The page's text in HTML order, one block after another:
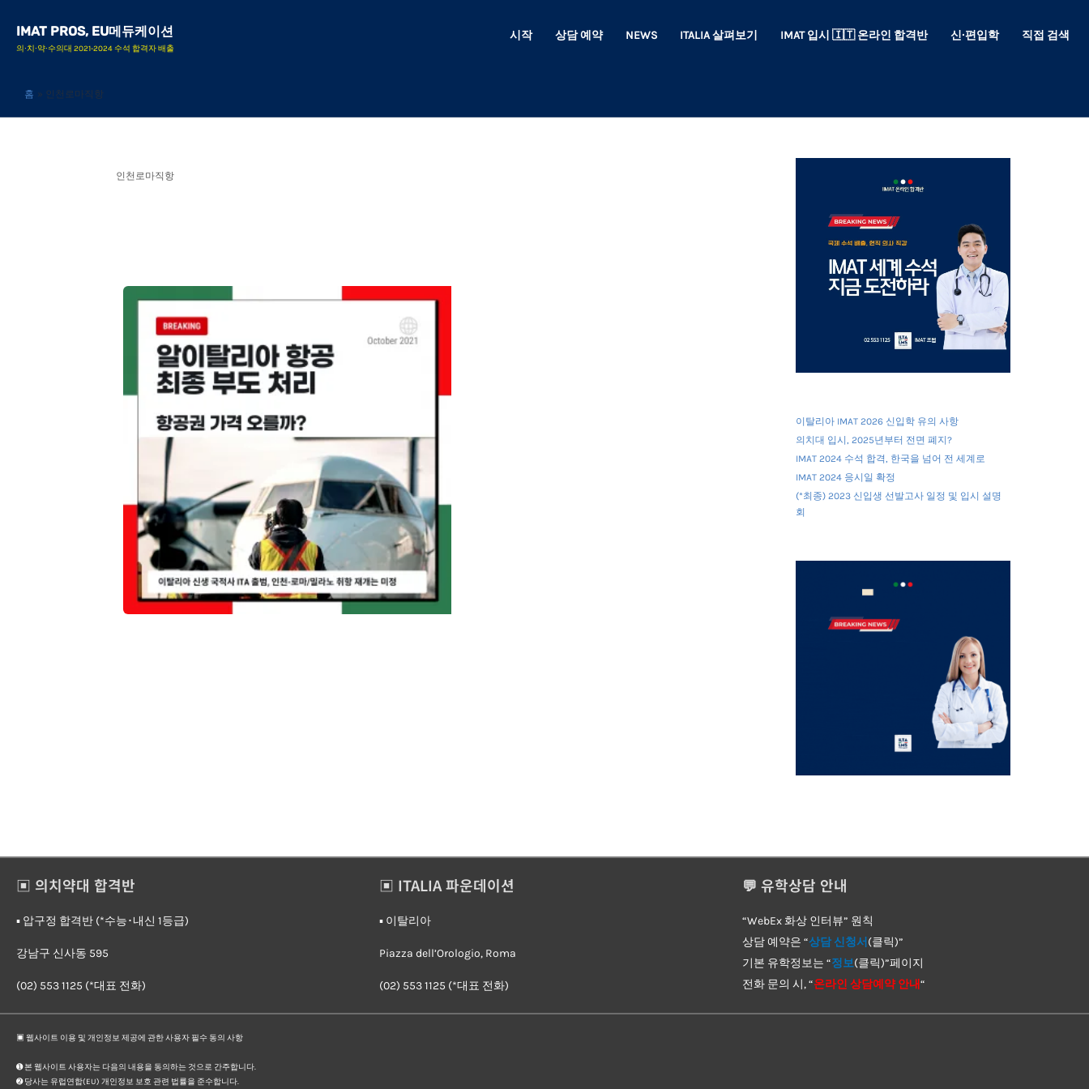
IMAT PROS, EU메듀케이션
의∙치∙약∙수의대 2021-2024 수석 합격자 배출
시작 상담 예약 NEWS ITALIA 살펴보기 IMAT 입시 🇮🇹 온라인 합격반 신∙편입학 직접 검색
홈 인천로마직항
인천로마직항
이탈리아 IMAT 2026 신입학 유의 사항
의치대 입시, 2025년부터 전면 폐지?
IMAT 2024 수석 합격, 한국을 넘어 전 세계로
IMAT 2024 응시일 확정
(*최종) 2023 신입생 선발고사 일정 및 입시 설명
회
▣ 의치약대 합격반
▪︎ 압구정 합격반 (*수능･내신 1등급)
강남구 신사동 595
(02) 553 1125 (*대표 전화)
▣ ITALIA 파운데이션
▪︎ 이탈리아
Piazza dell’Orologio, Roma
(02) 553 1125 (*대표 전화)
💬 유학상담 안내
“WebEx 화상 인터뷰” 원칙
상담 예약은 “상담 신청서 (클릭)”
기본 유학정보는 “정보(클릭)”페이지
전화 문의 시, “온라인 상담예약 안내“
▣ 웹사이트 이용 및 개인정보 제공에 관한 사용자 필수 동의 사항
➊ 본 웹사이트 사용자는 다음의 내용을 동의하는 것으로 간주합니다.
➋ 당사는 유럽연합(EU) 개인정보 보호 관련 법률을 준수합니다.